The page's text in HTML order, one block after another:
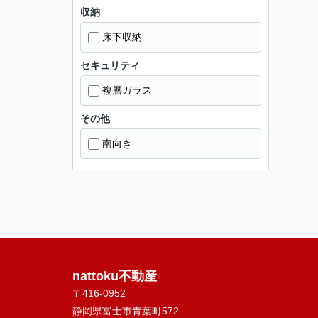
収納
床下収納
セキュリティ
複層ガラス
その他
南向き
nattoku不動産
〒416-0952
静岡県富士市青葉町572